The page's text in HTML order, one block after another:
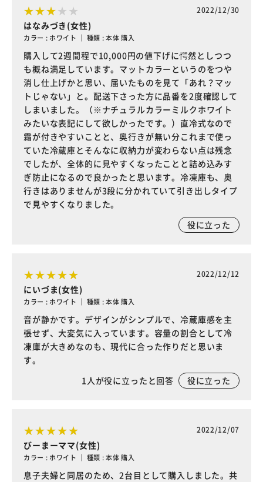
2022/12/30
はなみづき(女性)
カラー : ホワイト ｜ 種類 : 本体 購入
購入して2週間程で10,000円の値下げに愕然としつつ
も概ね満足しています。マットカラーというのをつや
消し仕上げかと思い、届いたものを見て「あれ？マッ
トじゃない」と。配送下さった方に品番を2度確認して
しまいました。（※ナチュラルカラーミルクホワイト
みたいな表記にして欲しかったです。）直冷式なので
霜が付きやすいことと、奥行きが無い分これまで使っ
ていた冷蔵庫とそんなに収納力が変わらない点は残念
でしたが、全体的に見やすくなったことと詰め込みす
ぎ防止になるので良かったと思います。冷凍庫も、奥
行きはありませんが3段に分かれていて引き出しタイプ
で見やすくなりました。
役に立った
2022/12/12
にいづま(女性)
カラー : ホワイト ｜ 種類 : 本体 購入
音が静かです。デザインがシンプルで、冷蔵庫感を主
張せず、大変気に入っています。容量の割合として冷
凍庫が大きめなのも、現代に合った作りだと思いま
す。
1人が役に立ったと回答 役に立った
2022/12/07
びーまーママ(女性)
カラー : ホワイト ｜ 種類 : 本体 購入
息子夫婦と同居のため、2台目として購入しました。共